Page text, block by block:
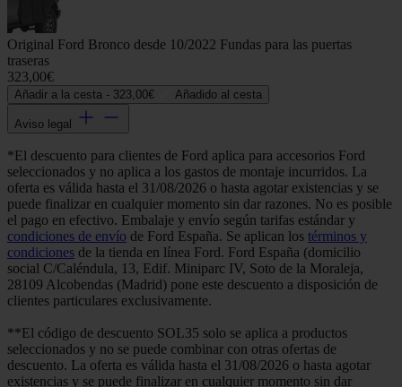
Original Ford Bronco desde 10/2022 Fundas para las puertas
traseras
323,00€
Añadir a la cesta - 323,00€ Añadido al cesta
Aviso legal
*El descuento para clientes de Ford aplica para accesorios Ford
seleccionados y no aplica a los gastos de montaje incurridos. La
oferta es válida hasta el 31/08/2026 o hasta agotar existencias y se
puede finalizar en cualquier momento sin dar razones. No es posible
el pago en efectivo. Embalaje y envío según tarifas estándar y
condiciones de envío de Ford España. Se aplican los términos y
condiciones de la tienda en línea Ford. Ford España (domicilio
social C/Caléndula, 13, Edif. Miniparc IV, Soto de la Moraleja,
28109 Alcobendas (Madrid) pone este descuento a disposición de
clientes particulares exclusivamente.
**El código de descuento SOL35 solo se aplica a productos
seleccionados y no se puede combinar con otras ofertas de
descuento. La oferta es válida hasta el 31/08/2026 o hasta agotar
existencias y se puede finalizar en cualquier momento sin dar